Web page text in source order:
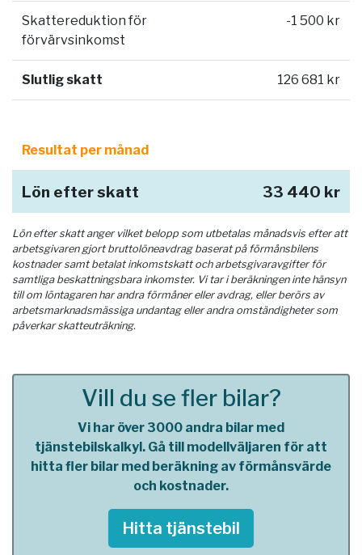
Skattereduktion för
förvärvsinkomst
-1 500 kr
Slutlig skatt 126 681 kr
Resultat per månad
Lön efter skatt 33 440 kr
Lön efter skatt anger vilket belopp som utbetalas månadsvis efter att
arbetsgivaren gjort bruttolöneavdrag baserat på förmånsbilens
kostnader samt betalat inkomstskatt och arbetsgivaravgifter för
samtliga beskattningsbara inkomster. Vi tar i beräkningen inte hänsyn
till om löntagaren har andra förmåner eller avdrag, eller berörs av
arbetsmarknadsmässiga undantag eller andra omständigheter som
påverkar skatteuträkning.
Vill du se fler bilar?
Vi har över 3000 andra bilar med
tjänstebilskalkyl. Gå till modellväljaren för att
hitta fler bilar med beräkning av förmånsvärde
och kostnader.
Hitta tjänstebil